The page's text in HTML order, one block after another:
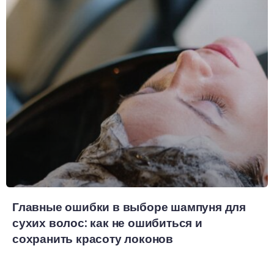
Главные ошибки в выборе шампуня для
сухих волос: как не ошибиться и
сохранить красоту локонов